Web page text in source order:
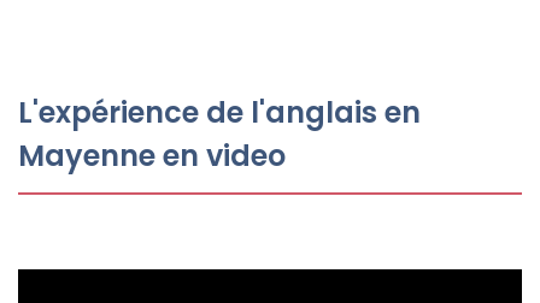
L'expérience de l'anglais en
Mayenne en video